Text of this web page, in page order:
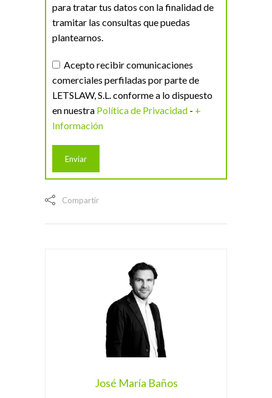
para tratar tus datos con la finalidad de
tramitar las consultas que puedas
plantearnos.
Acepto recibir comunicaciones
comerciales perfiladas por parte de
LETSLAW, S.L. conforme a lo dispuesto
en nuestra Política de Privacidad - +
Información
Compartir
José María Baños